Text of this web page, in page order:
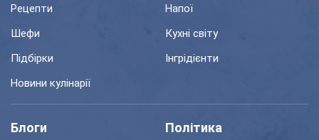
Рецепти
Напої
Шефи
Кухні світу
Підбірки
Інгрідієнти
Новини кулінарії
Блоги Політика